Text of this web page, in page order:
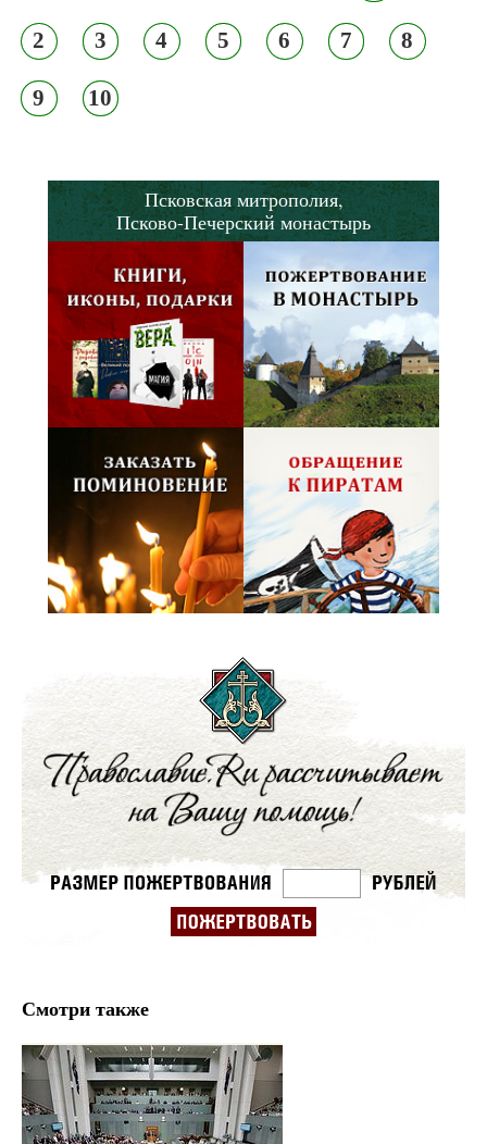
2 3 4 5 6 7 8
9 10
Псковская митрополия,
Псково-Печерский монастырь
Смотри также